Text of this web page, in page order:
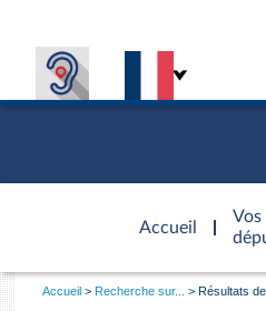
Accueil
d'accueil
Vos
Vous
Accueil Recherche sur... Résultats